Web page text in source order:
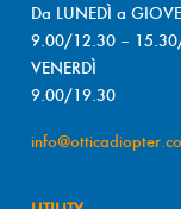
Da LUNEDÌ a
9.00/12.30 –
VENERDÌ
9.00/19.30